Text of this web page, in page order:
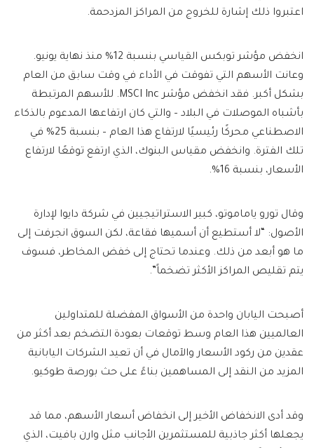
اعتبروا ذلك إشارة للخروج من المراكز المزدحمة.
انخفض مؤشر توبكس القياسي بنسبة 12% منذ نهاية يونيو.
وعانت الأسهم التي تفوقت في الأداء في وقت سابق من العام
بشكل أكبر. فقد انخفض مؤشر MSCI Inc. للأسهم المرتبطة
بأشباه الموصلات في البلاد – والتي كان ارتفاعها المدعوم بالذكاء
الاصطناعي محركًا رئيسيًا لارتفاع هذا العام – بنسبة 25% في
تلك الفترة. وانخفض مقياس البنوك، الذي ارتفع توقعًا لارتفاع
الأسعار، بنسبة 16%.
وقال تورو ياماموتو، كبير الاستراتيجيين في شركة دايوا لإدارة
الأصول: “لا أستطيع أن أسميها فقاعة، لكن السوق انجرفت إلى
ما هو أبعد من ذلك. وعندما تحتاج إلى خفض المخاطر، فسوف
يتم تقليص المراكز الأكثر تضخماً”.
أصبحت اليابان واحدة من الأسواق المفضلة للمتداولين
العالميين هذا العام وسط توقعات بعودة التضخم بعد أكثر من
عقدين من ركود الأسعار والآمال في أن تعيد الشركات اليابانية
المزيد من النقد إلى المساهمين بناءً على حث بورصة طوكيو.
وقد أدى الانخفاض الأخير إلى انخفاض أسعار الأسهم، مما قد
يجعلها أكثر جاذبية للمستثمرين الأجانب مثل وارن بافيت، الذي